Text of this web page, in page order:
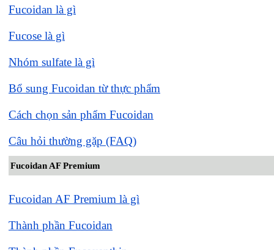
Fucoidan là gì
Fucose là gì
Nhóm sulfate là gì
Bổ sung Fucoidan từ thực phẩm
Cách chọn sản phẩm Fucoidan
Câu hỏi thường gặp (FAQ)
Fucoidan AF Premium
Fucoidan AF Premium là gì
Thành phần Fucoidan